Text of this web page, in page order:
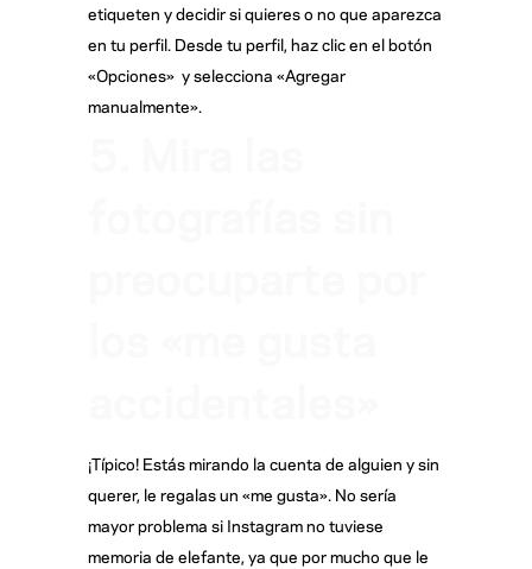
etiqueten y decidir si quieres o no que aparezca
en tu perfil. Desde tu perfil, haz clic en el botón
«Opciones» y selecciona «Agregar
manualmente».
¡Típico! Estás mirando la cuenta de alguien y sin
querer, le regalas un «me gusta». No sería
mayor problema si Instagram no tuviese
memoria de elefante, ya que por mucho que le